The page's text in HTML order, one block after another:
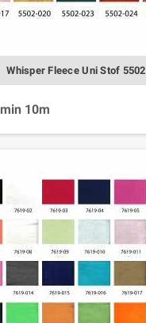
Whisper Fleece Uni Stof 5502
min 10m